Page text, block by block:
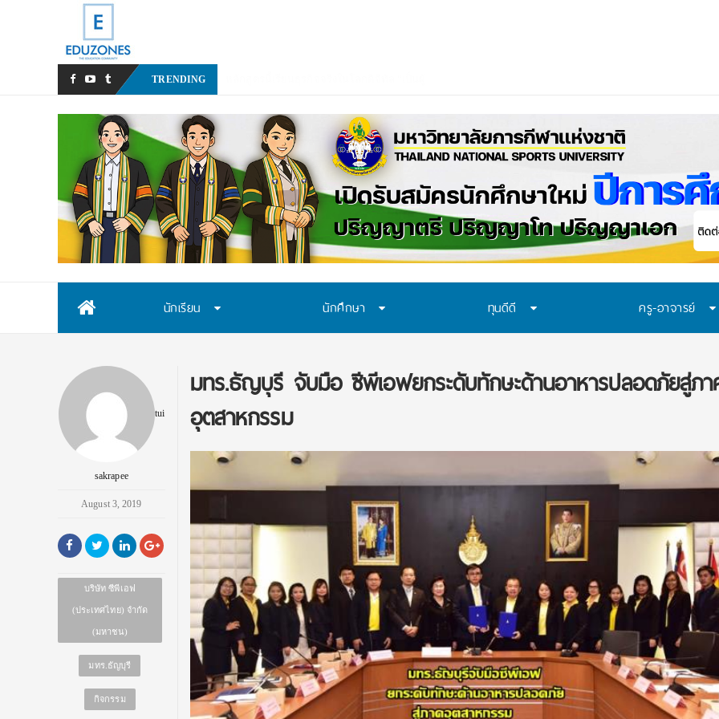
TRENDING
นักเรียน นักศึกษา ทุนดีดี ครู-อาจารย์
tui
sakrapee
August 3, 2019
บริษัท ซีพีเอฟ
(ประเทศไทย) จำกัด
(มหาชน)
มทร.ธัญบุรี
กิจกรรม
มทร.ธัญบุรี จับมือ ซีพีเอฟยกระดับทักษะด้านอาหารปลอดภัยสู่ภ
อุตสาหกรรม